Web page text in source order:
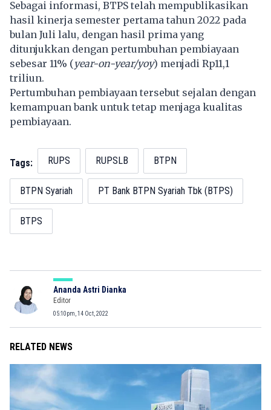
Sebagai informasi, BTPS telah mempublikasikan
hasil kinerja semester pertama tahun 2022 pada
bulan Juli lalu, dengan hasil prima yang
ditunjukkan dengan pertumbuhan pembiayaan
sebesar 11% (year-on-year/yoy) menjadi Rp11,1
triliun.
Pertumbuhan pembiayaan tersebut sejalan dengan
kemampuan bank untuk tetap menjaga kualitas
pembiayaan.
Tags: RUPS RUPSLB BTPN
BTPN Syariah PT Bank BTPN Syariah Tbk (BTPS)
BTPS
Ananda Astri Dianka
Editor
05:10pm, 14 Oct, 2022
RELATED NEWS